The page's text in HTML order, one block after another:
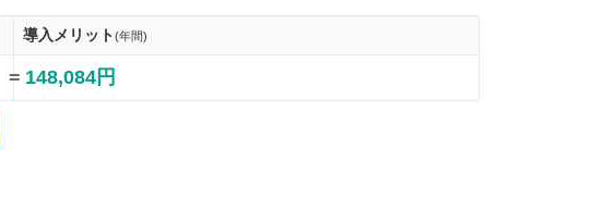
導入メリット(年間)
= 148,084円